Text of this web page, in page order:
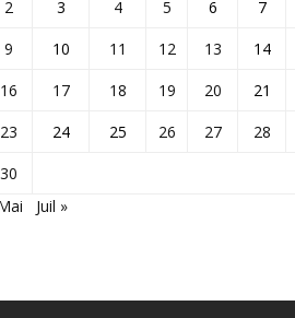
2
3 4 5 6 7
9
10 11 12 13 14
16
17 18 19 20 21
23
24 25 26 27 28
30
Juil »